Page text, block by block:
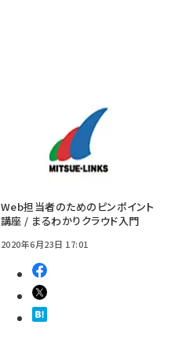
Web担当者のためのピンポイント
講座 / まるわかりクラウド入門
2020年6月23日 17:01